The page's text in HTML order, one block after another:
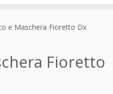
e Maschera Fioretto Dx
Fioretto